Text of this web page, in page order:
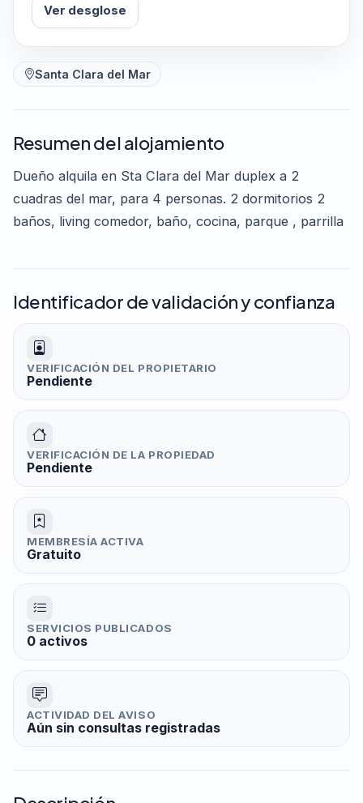
Ver desglose
Santa Clara del Mar
Resumen del alojamiento
Dueño alquila en Sta Clara del Mar duplex a 2
cuadras del mar, para 4 personas. 2 dormitorios 2
baños, living comedor, baño, cocina, parque , parrilla
Identificador de validación y confianza
VERIFICACIÓN DEL PROPIETARIO
Pendiente
VERIFICACIÓN DE LA PROPIEDAD
Pendiente
MEMBRESÍA ACTIVA
Gratuito
SERVICIOS PUBLICADOS
0 activos
ACTIVIDAD DEL AVISO
Aún sin consultas registradas